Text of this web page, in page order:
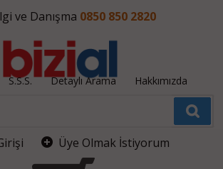
ve Danışma 0850 850 2820
S.S.S. Detaylı Arama Hakkımızda
Üye Olmak İstiyorum